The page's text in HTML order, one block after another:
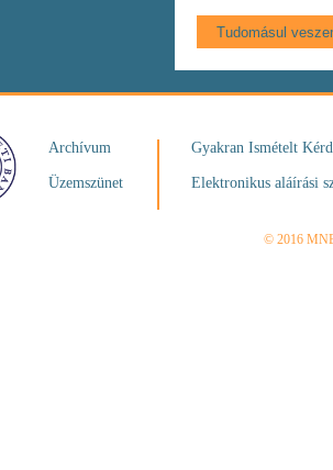
Archívum
Üzemszünet
Gyakran Ismételt
Elektronikus aláírási
© 2016